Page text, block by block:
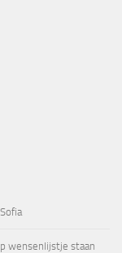
wensenlijstje staan